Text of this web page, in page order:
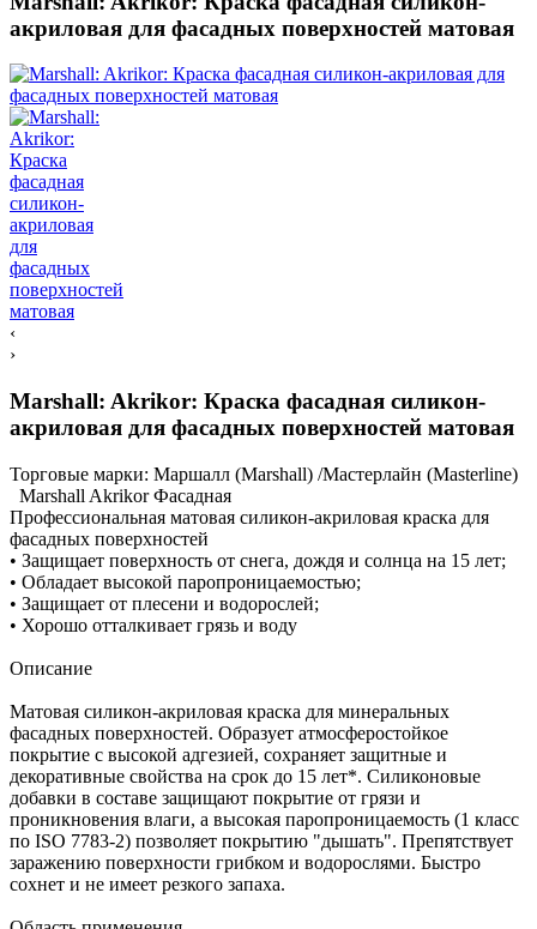
акриловая для фасадных поверхностей матовая
‹
›
Marshall: Akrikor: Краска фасадная силикон-
акриловая для фасадных поверхностей матовая
Торговые марки: Маршалл (Marshall) /Мастерлайн (Masterline)
Marshall Akrikor Фасадная
Профессиональная матовая cиликон-акриловая краска для
фасадных поверхностей
• Защищает поверхность от снега, дождя и солнца на 15 лет;
• Обладает высокой паропроницаемостью;
• Защищает от плесени и водорослей;
• Хорошо отталкивает грязь и воду
Описание
Матовая силикон-акриловая краска для минеральных
фасадных поверхностей. Образует атмосферостойкое
покрытие с высокой адгезией, сохраняет защитные и
декоративные свойства на срок до 15 лет*. Силиконовые
добавки в составе защищают покрытие от грязи и
проникновения влаги, а высокая паропроницаемость (1 класс
по ISO 7783-2) позволяет покрытию "дышать". Препятствует
заражению поверхности грибком и водорослями. Быстро
сохнет и не имеет резкого запаха.